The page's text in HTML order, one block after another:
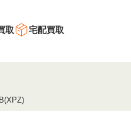
取 宅配買取